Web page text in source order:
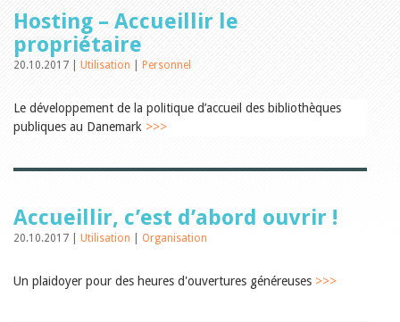
Encouragement à la lecture
Du monde entier
Divers
A lire
Manifestations
Formation et perfectionnement
Jeune public
Subventions cantonales
Subventions extraordinaires
Encouragement des
Hosting – Accueillir le
propriétaire
20.10.2017 | Utilisation Personnel
Le développement de la politique d’accueil des bibliothèques
publiques au Danemark >>>
Accueillir, c’est d’abord ouvrir !
20.10.2017 | Utilisation Organisation
Un plaidoyer pour des heures d'ouvertures généreuses >>>